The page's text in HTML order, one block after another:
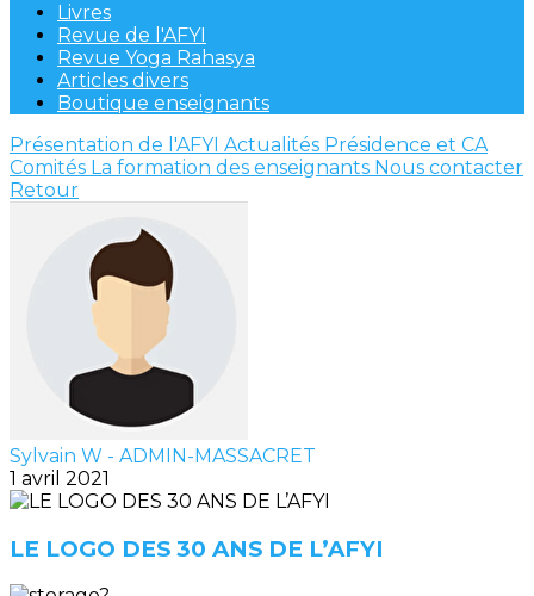
Livres
Revue de l'AFYI
Revue Yoga Rahasya
Articles divers
Boutique enseignants
Présentation de l'AFYI Actualités Présidence et CA
Comités La formation des enseignants Nous contacter
Retour
Sylvain W - ADMIN-MASSACRET
1 avril 2021
LE LOGO DES 30 ANS DE L’AFYI